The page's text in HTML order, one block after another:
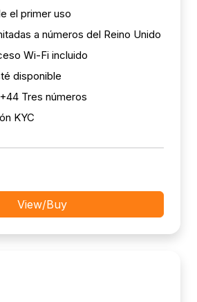
el primer uso
a números del Reino Unido
Wi-Fi incluido
disponible
Tres números
KYC
View/Buy